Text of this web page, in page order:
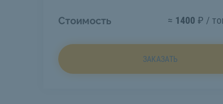
Стоимость ≈ 1400 ₽ /
ЗАКАЗАТЬ